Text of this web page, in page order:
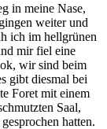
in meine Nase,
weiter und
ich im hellgrünen
mir fiel eine
wir sind beim
gibt diesmal bei
Foret mit einem
Saal,
hatten.